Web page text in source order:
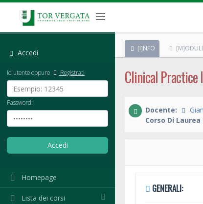
Accedi
Id utente oppure Registrati
Password:
Homepage
Lista dei corsi
[I]NFO [M]ODULI
Clinical Practice
Docente:
Corso Di
GENERALI: